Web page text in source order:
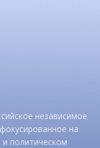
независимое
на
политическом